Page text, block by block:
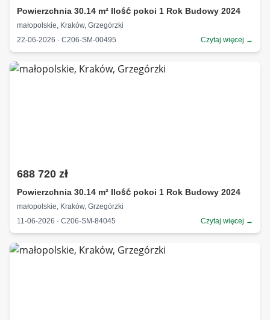
Powierzchnia 30.14 m² Ilość pokoi 1 Rok Budowy 2024
małopolskie, Kraków, Grzegórzki
22-06-2026 · C206-SM-00495
Czytaj więcej →
688 720 zł
Powierzchnia 30.14 m² Ilość pokoi 1 Rok Budowy 2024
małopolskie, Kraków, Grzegórzki
11-06-2026 · C206-SM-84045
Czytaj więcej →